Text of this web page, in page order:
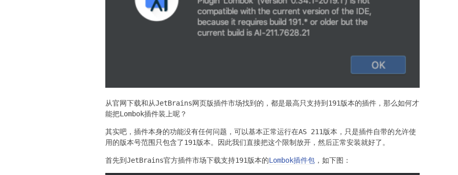
从官网下载和从JetBrains网页版插件市场找到的，都是最高只支持到191版本的插件，那么如何才
能把Lombok插件装上呢？
其实吧，插件本身的功能没有任何问题，可以基本正常运行在AS 211版本，只是插件自带的允许使
用的版本号范围只包含了191版本。因此我们直接把这个限制放开，然后正常安装就好了。
首先到JetBrains官方插件市场下载支持191版本的Lombok插件包 ，如下图：